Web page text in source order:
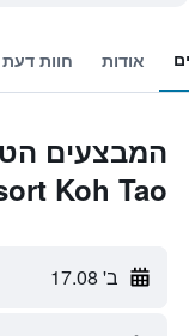
אודות חוות דעת
Koh Tao
ב' 17.08